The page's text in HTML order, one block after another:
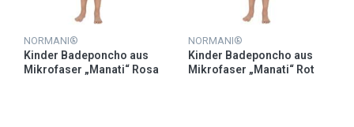
NORMANI®
Kinder Badeponcho aus
Mikrofaser „Manati“ Rosa
NORMANI®
Kinder Badeponcho aus
Mikrofaser „Manati“ Rot